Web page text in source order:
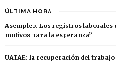
ÚLTIMA HORA
Asempleo: Los registros laborales
motivos para la esperanza”
UATAE: la recuperación del